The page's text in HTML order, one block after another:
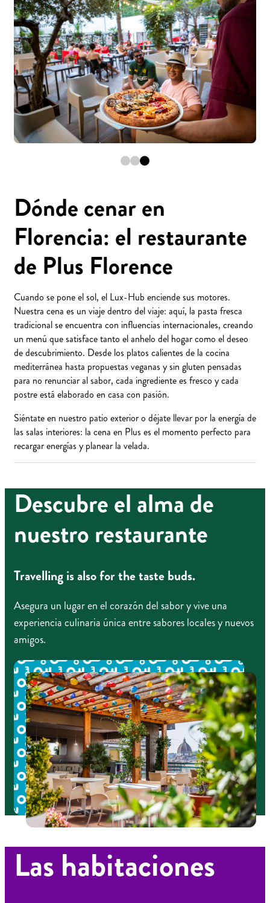
Dónde cenar en
Florencia: el restaurante
de Plus Florence
Cuando se pone el sol, el Lux-Hub enciende sus motores.
Nuestra cena es un viaje dentro del viaje: aquí, la pasta fresca
tradicional se encuentra con influencias internacionales, creando
un menú que satisface tanto el anhelo del hogar como el deseo
de descubrimiento. Desde los platos calientes de la cocina
mediterránea hasta propuestas veganas y sin gluten pensadas
para no renunciar al sabor, cada ingrediente es fresco y cada
postre está elaborado en casa con pasión.
Siéntate en nuestro patio exterior o déjate llevar por la energía de
las salas interiores: la cena en Plus es el momento perfecto para
recargar energías y planear la velada.
Descubre el alma de
nuestro restaurante
Travelling is also for the taste buds.
Asegura un lugar en el corazón del sabor y vive una
experiencia culinaria única entre sabores locales y nuevos
amigos.
Las habitaciones